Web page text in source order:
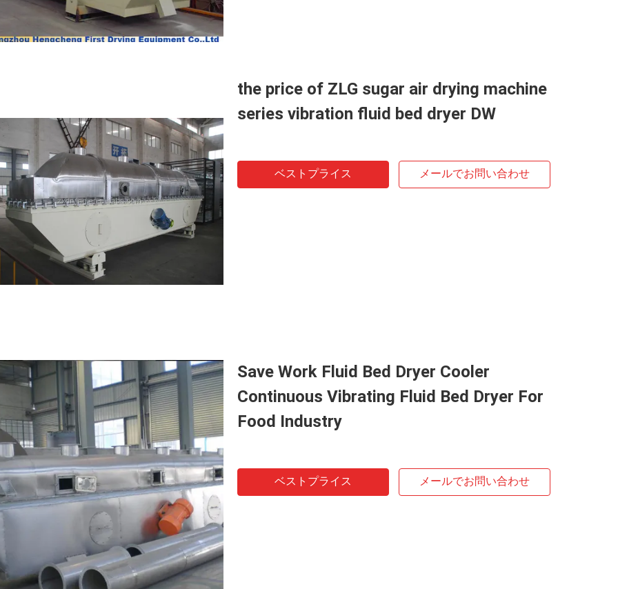
the price of ZLG sugar air drying machine
series vibration fluid bed dryer DW
ベストプライス メールでお問い合わせ
Save Work Fluid Bed Dryer Cooler
Continuous Vibrating Fluid Bed Dryer For
Food Industry
ベストプライス メールでお問い合わせ